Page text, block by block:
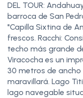
DEL TOUR:
barroca de San
"Capilla Sixtina de
frescos. Racchi:
techo más grande
Viracocha es un
30 metros de
maravillará. Lago
lago navegable